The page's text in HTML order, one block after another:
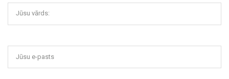
Jūsu vārds:
Jūsu e-pasts